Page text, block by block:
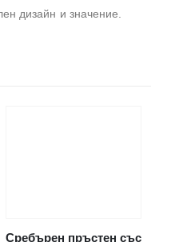
дизайн и значение.
Сребърен пръстен със